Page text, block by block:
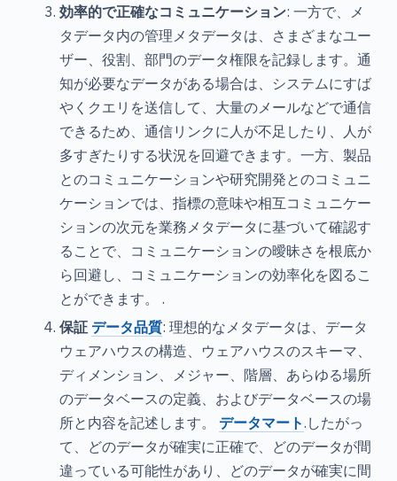
効率的で正確なコミュニケーション: 一方で、メ
タデータ内の管理メタデータは、さまざまなユー
ザー、役割、部門のデータ権限を記録します。通
知が必要なデータがある場合は、システムにすば
やくクエリを送信して、大量のメールなどで通信
できるため、通信リンクに人が不足したり、人が
多すぎたりする状況を回避できます。一方、製品
とのコミュニケーションや研究開発とのコミュニ
ケーションでは、指標の意味や相互コミュニケー
ションの次元を業務メタデータに基づいて確認す
ることで、コミュニケーションの曖昧さを根底か
ら回避し、コミュニケーションの効率化を図るこ
とができます。 .
保証 データ品質: 理想的なメタデータは、データ
ウェアハウスの構造、ウェアハウスのスキーマ、
ディメンション、メジャー、階層、あらゆる場所
のデータベースの定義、およびデータベースの場
所と内容を記述します。 データマート.したがっ
て、どのデータが確実に正確で、どのデータが間
違っている可能性があり、どのデータが確実に間